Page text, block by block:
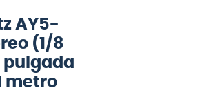
AY5-
(1/8
pulgada
metro